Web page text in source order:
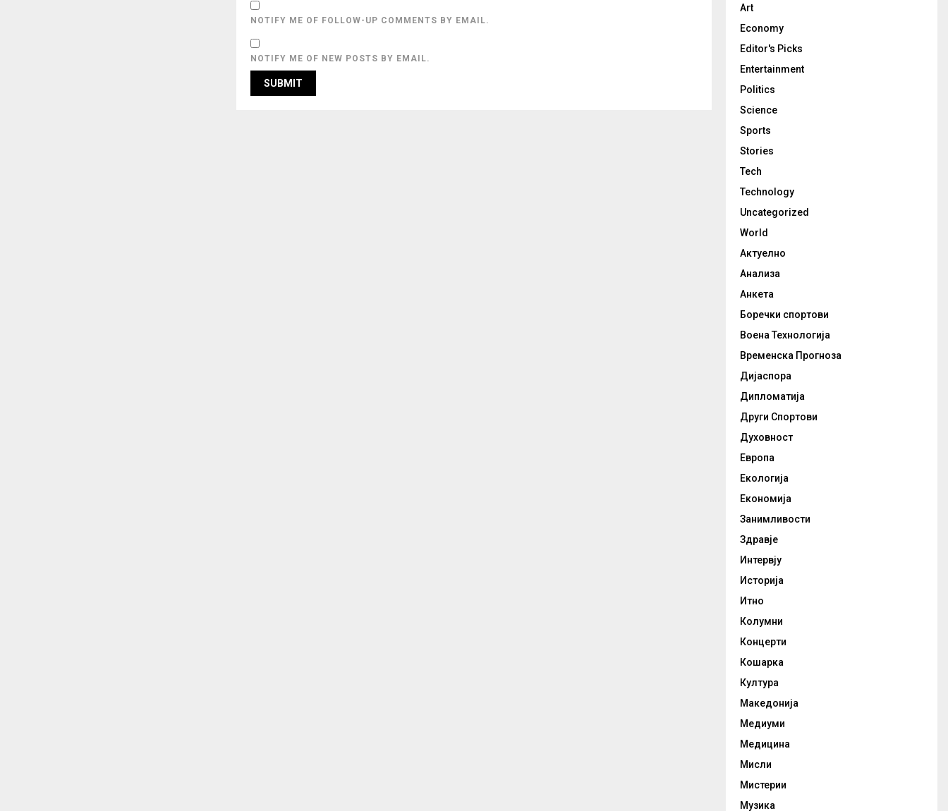
NOTIFY ME OF FOLLOW-UP COMMENTS BY EMAIL.
NOTIFY ME OF NEW POSTS BY EMAIL.
Art
Economy
Editor's Picks
Entertainment
Politics
Science
Sports
Stories
Tech
Technology
Uncategorized
World
Актуелно
Анализа
Анкета
Боречки спортови
Воена Технологија
Временска Прогноза
Дијаспора
Дипломатија
Други Спортови
Духовност
Европа
Екологија
Економија
Занимливости
Здравје
Интервју
Историја
Итно
Колумни
Концерти
Кошарка
Култура
Македонија
Медиуми
Медицина
Мисли
Мистерии
Музика